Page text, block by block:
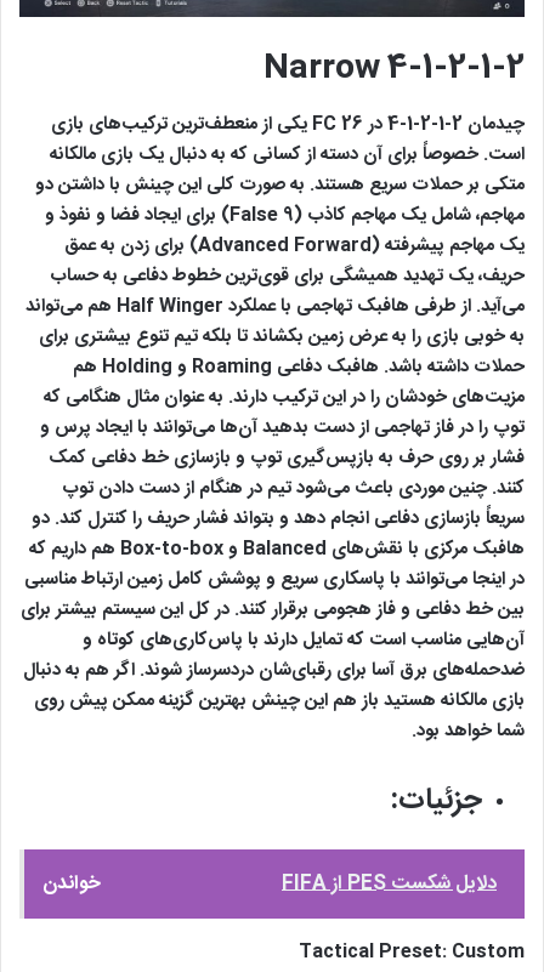
4-1-2-1-2 Narrow
چیدمان 2-1-2-1-4 در FC 26 یکی از منعطف‌ترین ترکیب‌های بازی
است. خصوصاً برای آن دسته از کسانی که به دنبال یک بازی مالکانه
متکی بر حملات سریع هستند. به صورت کلی این چینش با داشتن دو
مهاجم، شامل یک مهاجم کاذب (False 9) برای ایجاد فضا و نفوذ و
یک مهاجم پیشرفته (Advanced Forward) برای زدن به عمق
حریف، یک تهدید همیشگی برای قوی‌ترین خطوط دفاعی به حساب
می‌آید. از طرفی هافبک تهاجمی با عملکرد Half Winger هم می‌تواند
به خوبی بازی را به عرض زمین بکشاند تا بلکه تیم تنوع بیشتری برای
حملات داشته باشد. هافبک دفاعی Roaming و Holding هم
مزیت‌های خودشان را در این ترکیب دارند. به عنوان مثال هنگامی که
توپ را در فاز تهاجمی از دست بدهید آن‌ها می‌توانند با ایجاد پرس و
فشار بر روی حرف به بازپس‌گیری توپ و بازسازی خط دفاعی کمک
کنند. چنین موردی باعث می‌شود تیم در هنگام از دست دادن توپ
سریعاً بازسازی دفاعی انجام دهد و بتواند فشار حریف را کنترل کند. دو
هافبک مرکزی با نقش‌های Balanced و Box-to-box هم داریم که
در اینجا می‌توانند با پاسکاری سریع و پوشش کامل زمین ارتباط مناسبی
بین خط دفاعی و فاز هجومی برقرار کنند. در کل این سیستم بیشتر برای
آن‌هایی مناسب است که تمایل دارند با پاس‌کاری‌های کوتاه و
ضدحمله‌های برق آسا برای رقبای‌شان دردسرساز شوند. اگر هم به دنبال
بازی مالکانه هستید باز هم این چینش بهترین گزینه ممکن پیش روی
شما خواهد بود.
جزئیات:
خواندن دلایل شکست PES از FIFA
Tactical Preset: Custom